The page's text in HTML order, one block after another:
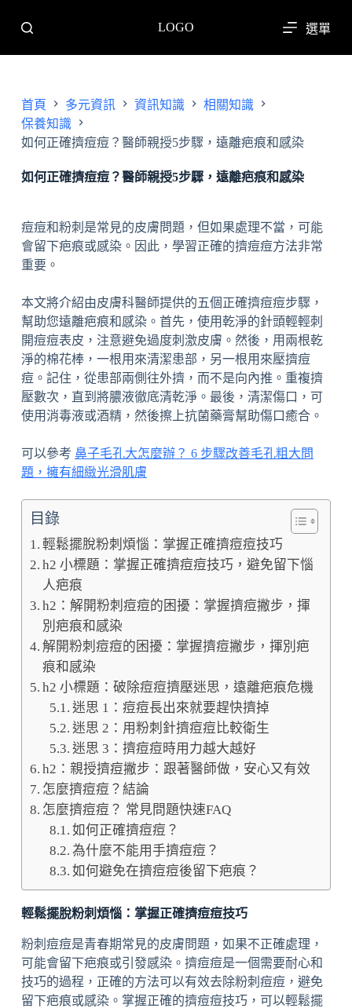
至
主
容
LOGO 選單
首頁 多元資訊 資訊知識
相關知識
保養知識
如何正確擠痘痘？醫師親授5步驟，遠離疤痕和感染
如何正確擠痘痘？醫師親授5步驟，遠離疤痕和感染
痘痘和粉刺是常見的皮膚問題，但如果處理不當，可能
會留下疤痕或感染。因此，學習正確的擠痘痘方法非常
重要。
本文將介紹由皮膚科醫師提供的五個正確擠痘痘步驟，
幫助您遠離疤痕和感染。首先，使用乾淨的針頭輕輕刺
開痘痘表皮，注意避免過度刺激皮膚。然後，用兩根乾
淨的棉花棒，一根用來清潔患部，另一根用來壓擠痘
痘。記住，從患部兩側往外擠，而不是向內推。重複擠
壓數次，直到將膿液徹底清乾淨。最後，清潔傷口，可
使用消毒液或酒精，然後擦上抗菌藥膏幫助傷口癒合。
可以參考 鼻子毛孔大怎麼辦？ 6 步驟改善毛孔粗大問
題，擁有細緻光滑肌膚
目錄
輕鬆擺脫粉刺煩惱：掌握正確擠痘痘技巧
h2 小標題：掌握正確擠痘痘技巧，避免留下惱
人疤痕
h2：解開粉刺痘痘的困擾：掌握擠痘撇步，揮
別疤痕和感染
解開粉刺痘痘的困擾：掌握擠痘撇步，揮別疤
痕和感染
h2 小標題：破除痘痘擠壓迷思，遠離疤痕危機
迷思 1：痘痘長出來就要趕快擠掉
迷思 2：用粉刺針擠痘痘比較衛生
迷思 3：擠痘痘時用力越大越好
h2：親授擠痘撇步：跟著醫師做，安心又有效
怎麼擠痘痘？結論
怎麼擠痘痘？ 常見問題快速FAQ
如何正確擠痘痘？
為什麼不能用手擠痘痘？
如何避免在擠痘痘後留下疤痕？
輕鬆擺脫粉刺煩惱：掌握正確擠痘痘技巧
粉刺痘痘是青春期常見的皮膚問題，如果不正確處理，
可能會留下疤痕或引發感染。擠痘痘是一個需要耐心和
技巧的過程，正確的方法可以有效去除粉刺痘痘，避免
留下疤痕或感染。掌握正確的擠痘痘技巧，可以輕鬆擺